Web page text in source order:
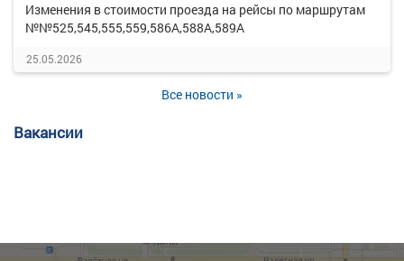
Изменения в стоимости проезда на рейсы по маршрутам
№№525,545,555,559,586А,588А,589А
25.05.2026
Все новости »
Вакансии